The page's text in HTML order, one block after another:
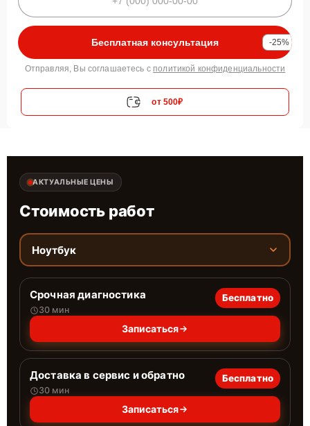
Бесплатная консультация -25%
Отправляя, Вы соглашаетесь с политикой конфиденциальности
от 500₽
АКТУАЛЬНЫЕ ЦЕНЫ
Стоимость работ
Ноутбук
Срочная диагностика
30 мин
Бесплатно
Записаться
Доставка в сервис и обратно
30 мин
Бесплатно
Записаться